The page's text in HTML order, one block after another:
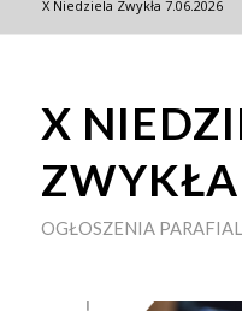
X Niedziela Zwykła 7.06.2026
X
OGŁOSZENIA